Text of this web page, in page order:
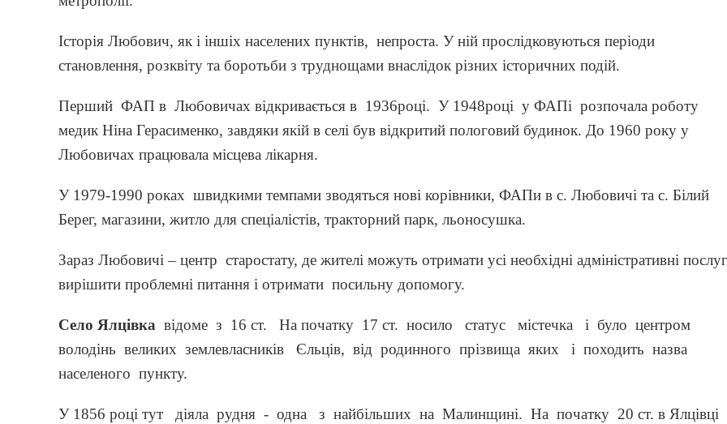
Історія Любович, як і іншіх населених пунктів, непроста. У ній прослідковуються періоди
становлення, розквіту та боротьби з труднощами внаслідок різних історичних подій.
Перший ФАП в Любовичах відкривається в 1936році. У 1948році у ФАПі розпочала роботу
медик Ніна Герасименко, завдяки якій в селі був відкритий пологовий будинок. До 1960 року у
Любовичах працювала місцева лікарня.
У 1979-1990 роках швидкими темпами зводяться нові корівники, ФАПи в с. Любовичі та с. Білий
Берег, магазини, житло для спеціалістів, тракторний парк, льоносушка.
Зараз Любовичі – центр старостату, де жителі можуть отримати усі необхідні адміністративні
вирішити проблемні питання і отримати посильну допомогу.
Село Ялцівка відоме з 16 ст. На початку 17 ст. носило статус містечка і було центром
володінь великих землевласників Єльців, від родинного прізвища яких і походить назва
населеного пункту.
У 1856 році тут діяла рудня - одна з найбільших на Малинщині. На початку 20 ст. в Ялцівці